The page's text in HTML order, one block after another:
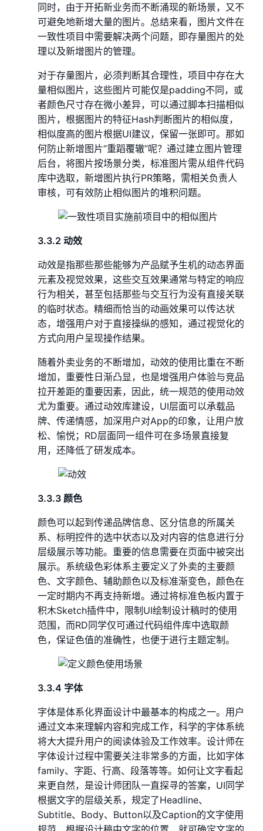
同时，由于开拓新业务而不断涌现的新场景，又不
可避免地新增大量的图片。总结来看，图片文件在
一致性项目中需要解决两个问题，即存量图片的处
理以及新增图片的管理。
对于存量图片，必须判断其合理性，项目中存在大
量相似图片，这些图片可能仅是padding不同，或
者颜色尺寸存在微小差异，可以通过脚本扫描相似
图片，根据图片的特征Hash判断图片的相似度，
相似度高的图片根据UI建议，保留一张即可。那如
何防止新增图片“重蹈覆辙”呢？通过建立图片管理
后台，将图片按场景分类，标准图片需从组件代码
库中选取，新增图片执行PR策略，需相关负责人
审核，可有效防止相似图片的堆积问题。
3.3.2 动效
动效是指那些那些能够为产品赋予生机的动态界面
元素及视觉效果，这些交互效果通常与特定的响应
行为相关，甚至包括那些与交互行为没有直接关联
的临时状态。精细而恰当的动画效果可以传达状
态，增强用户对于直接操纵的感知，通过视觉化的
方式向用户呈现操作结果。
随着外卖业务的不断增加，动效的使用比重在不断
增加，重要性日渐凸显，也是增强用户体验与竞品
拉开差距的重要因素，因此，统一规范的使用动效
尤为重要。通过动效库建设，UI层面可以承载品
牌、传递情感，加深用户对App的印象，让用户放
松、愉悦；RD层面同一组件可在多场景直接复
用，还降低了研发成本。
3.3.3 颜色
颜色可以起到传递品牌信息、区分信息的所属关
系、标明控件的选中状态以及对内容的信息进行分
层级展示等功能。重要的信息需要在页面中被突出
展示。系统级色彩体系主要定义了外卖的主要颜
色、文字颜色、辅助颜色以及标准渐变色，颜色在
一定时期内不再支持新增。通过将标准色板内置于
积木Sketch插件中，限制UI绘制设计稿时的使用
范围，而RD同学仅可通过代码组件库中选取颜
色，保证色值的准确性，也便于进行主题定制。
3.3.4 字体
字体是体系化界面设计中最基本的构成之一。用户
通过文本来理解内容和完成工作，科学的字体系统
将大大提升用户的阅读体验及工作效率。设计师在
字体设计过程中需要关注非常多的方面，比如字体
family、字距、行高、段落等等。如何让文字看起
来更自然，是设计师团队一直探寻的答案，UI同学
根据文字的层级关系，规定了Headline、
Subtitle、Body、Button以及Caption的文字使用